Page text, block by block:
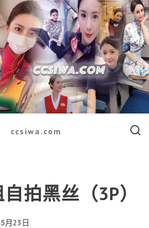
ccsiwa.com Search
拍黑丝（3P）
月23日